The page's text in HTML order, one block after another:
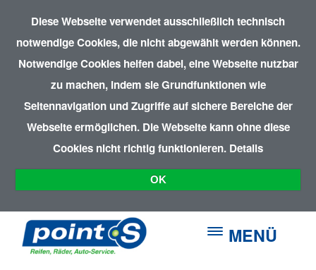
Diese Webseite verwendet ausschließlich technisch
notwendige Cookies, die nicht abgewählt werden können.
Notwendige Cookies helfen dabei, eine Webseite nutzbar
zu machen, indem sie Grundfunktionen wie
Seitennavigation und Zugriffe auf sichere Bereiche der
Webseite ermöglichen. Die Webseite kann ohne diese
Cookies nicht richtig funktionieren. Details
OK
MENÜ